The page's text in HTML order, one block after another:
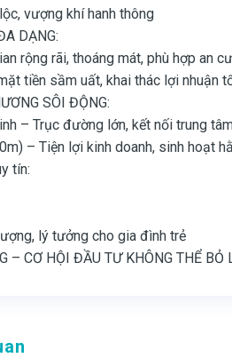
vượng khí hanh thông
DẠNG:
rộng rãi, thoáng mát, phù hợp an cư
tiền sầm uất, khai thác lợi nhuận
SÔI ĐỘNG:
– Trục đường lớn, kết nối trung
– Tiện lợi kinh doanh, sinh hoạt
tín:
lý tưởng cho gia đình trẻ
– CƠ HỘI ĐẦU TƯ KHÔNG THỂ BỎ